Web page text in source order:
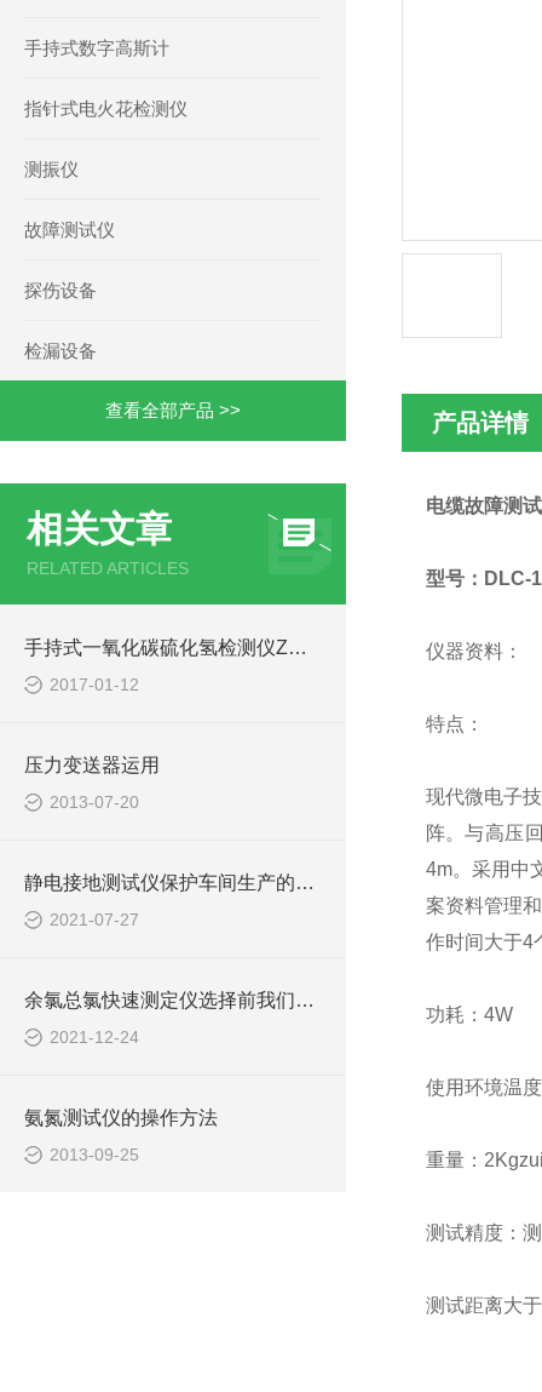
手持式数字高斯计
指针式电火花检测仪
测振仪
故障测试仪
探伤设备
检漏设备
查看全部产品 >>
相关文章
RELATED ARTICLES
手持式一氧化碳硫化氢检测仪Z大限度减少测量误差
2017-01-12
压力变送器运用
2013-07-20
静电接地测试仪保护车间生产的安全
2021-07-27
余氯总氯快速测定仪选择前我们要了解些什么
2021-12-24
氨氮测试仪的操作方法
2013-09-25
产品详情
电缆故障测
型号：DLC-
仪器资料：
特点：
现代微电子
阵。与高压
4m。采用中
案资料管理
作时间大于4
功耗：4W
使用环境温
重量：
测试精度：
测试距离大